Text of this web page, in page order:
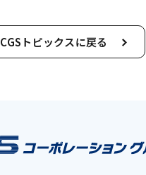
CGSトピックスに戻る